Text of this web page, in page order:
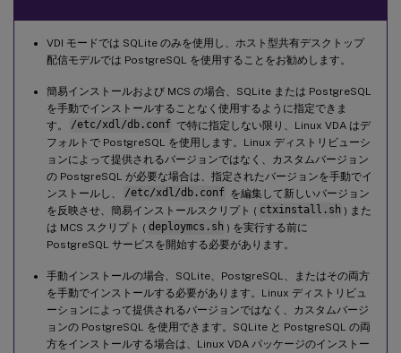
VDI モードでは SQLite のみを使用し、ホスト型共有デスクトップ
配信モデルでは PostgreSQL を使用することをお勧めします。
簡易インストールおよび MCS の場合、SQLite または PostgreSQL
を手動でインストールすることなく使用するように指定できま
す。
/etc/xdl/db.conf で特に指定しない限り、Linux VDA はデ
フォルトで PostgreSQL を使用します。Linux ディストリビューシ
ョンによって提供されるバージョンではなく、カスタムバージョン
の PostgreSQL が必要な場合は、指定されたバージョンを手動でイ
ンストールし、
/etc/xdl/db.conf を編集して新しいバージョン
を反映させ、簡易インストールスクリプト ( ctxinstall.sh ) また
は MCS スクリプト ( deploymcs.sh ) を実行する前に
PostgreSQL サービスを開始する必要があります。
手動インストールの場合、SQLite、PostgreSQL、またはその両方
を手動でインストールする必要があります。Linux ディストリビュ
ーションによって提供されるバージョンではなく、カスタムバージ
ョンの PostgreSQL を使用できます。SQLite と PostgreSQL の両
方をインストールする場合は、Linux VDA パッケージのインストー